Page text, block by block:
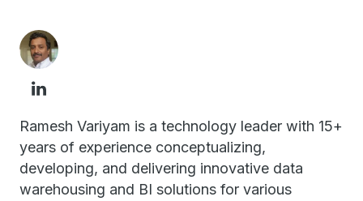
Ramesh Variyam is a technology leader with 15+
years of experience conceptualizing,
developing, and delivering innovative data
warehousing and BI solutions for various